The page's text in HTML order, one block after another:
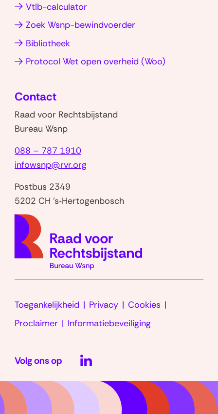
e
(
V
o
b
u
r
e
r
)
Vtlb-calculator
Zoek Wsnp-bewindvoerder
Bibliotheek
Protocol Wet open overheid (Woo)
Contact
Raad voor Rechtsbijstand
Bureau Wsnp
088 – 787 1910
infowsnp@rvr.org
Postbus 2349
5202 CH 's‑Hertogenbosch
Toegankelijkheid Privacy
Cookies
Proclaimer
Informatiebeveiliging
Volg ons op
in
nieuw